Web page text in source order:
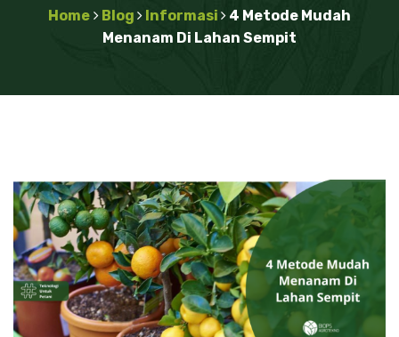
Home Blog Informasi
4 Metode Mudah
Menanam Di Lahan Sempit